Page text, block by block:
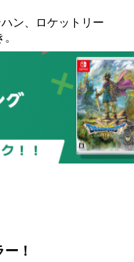
ン、ロケットリー
！